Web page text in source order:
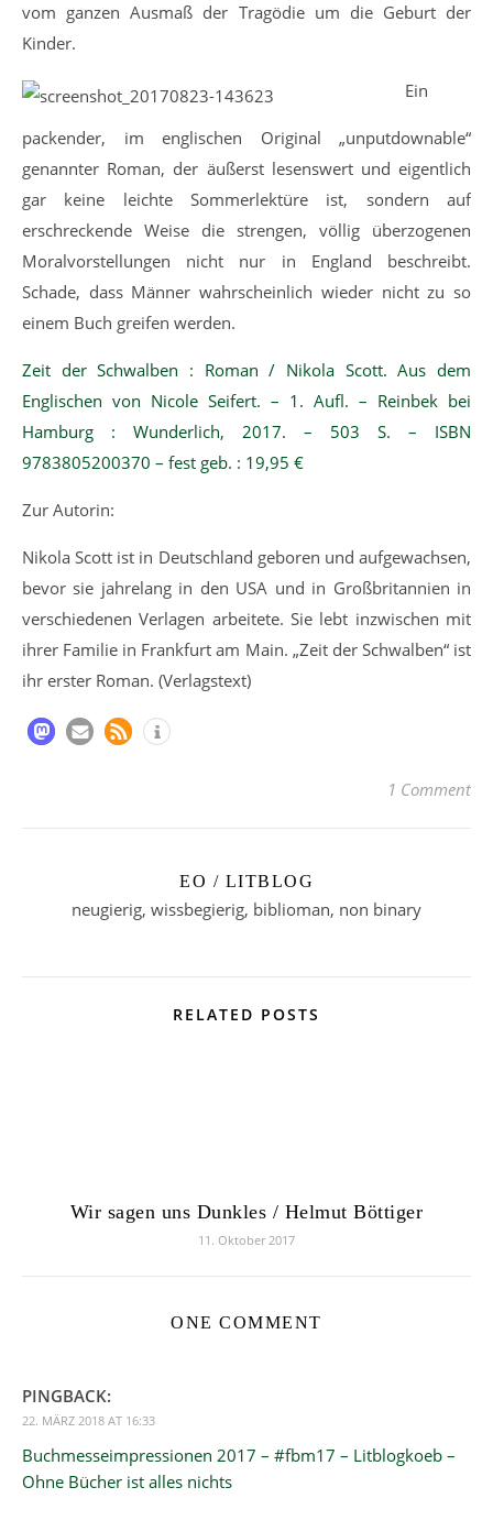
vom ganzen Ausmaß der Tragödie um die Geburt der
Kinder.
Ein
packender, im englischen Original „unputdownable“
genannter Roman, der äußerst lesenswert und eigentlich
gar keine leichte Sommerlektüre ist, sondern auf
erschreckende Weise die strengen, völlig überzogenen
Moralvorstellungen nicht nur in England beschreibt.
Schade, dass Männer wahrscheinlich wieder nicht zu so
einem Buch greifen werden.
Zeit der Schwalben : Roman / Nikola Scott. Aus dem
Englischen von Nicole Seifert. – 1. Aufl. – Reinbek bei
Hamburg : Wunderlich, 2017. – 503 S. – ISBN
9783805200370 – fest geb. : 19,95 €
Zur Autorin:
Nikola Scott ist in Deutschland geboren und aufgewachsen,
bevor sie jahrelang in den USA und in Großbritannien in
verschiedenen Verlagen arbeitete. Sie lebt inzwischen mit
ihrer Familie in Frankfurt am Main. „Zeit der Schwalben“ ist
ihr erster Roman. (Verlagstext)
1 Comment
EO / LITBLOG
neugierig, wissbegierig, biblioman, non binary
RELATED POSTS
Wir sagen uns Dunkles / Helmut Böttiger
11. Oktober 2017
ONE COMMENT
PINGBACK:
22. MÄRZ 2018 AT 16:33
Buchmesseimpressionen 2017 – #fbm17 – Litblogkoeb –
Ohne Bücher ist alles nichts